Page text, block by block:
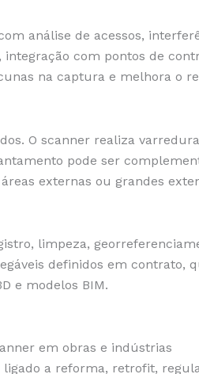
análise de acessos,
integração com pontos de
na captura e melhora o
O scanner realiza
pode ser
externas ou grandes
limpeza,
definidos em
e modelos BIM.
em obras e indústrias
a reforma, retrofit,